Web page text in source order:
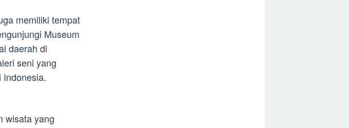
memiliki tempat
Museum
daerah di
seni yang
Indonesia.
wisata yang